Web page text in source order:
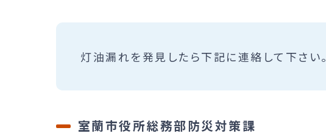
灯油漏れを発見したら下記に連絡して下さい。
室蘭市役所総務部防災対策課